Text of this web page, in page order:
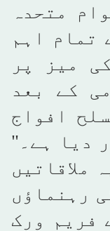
متحدہ
تمام اہم
میز پر
کے بعد
افواج
دیا ہے۔"
ملاقاتیں
رہنماؤں
فریم ورک